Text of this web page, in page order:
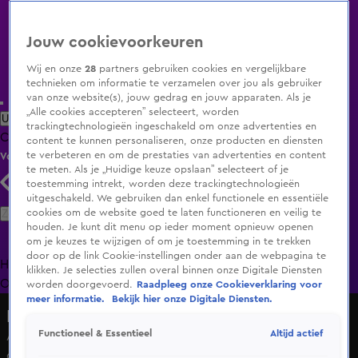
Uitzending Gemist Populaire programma's Zenders Genres
ClipsFilmsRadioSmart TV inlogShop
Volg KIJK
Zoeken
HomeUitzending Gemist Programma's De Bondgenoten
OranjezomerLivestreamsShop
Arie trakteert ons op een nieuwe 'Er komt een man bij de
Jouw cookievoorkeuren
Wij en onze28 partners gebruiken cookies en vergelijkbare
technieken om informatie te verzamelen over jou als gebruiker
van onze website(s), jouw gedrag en jouw apparaten. Als je
„Alle cookies accepteren” selecteert, worden
trackingtechnologieën ingeschakeld om onze advertenties en
content te kunnen personaliseren, onze producten en diensten
te verbeteren en om de prestaties van advertenties en content
te meten. Als je „Huidige keuze opslaan” selecteert of je
toestemming intrekt, worden deze trackingtechnologieën
uitgeschakeld. We gebruiken dan enkel functionele en essentiële
cookies om de website goed te laten functioneren en veilig te
houden. Je kunt dit menu op ieder moment opnieuw openen
om je keuzes te wijzigen of om je toestemming in te trekken
door op de link Cookie-instellingen onder aan de webpagina te
klikken. Je selecties zullen overal binnen onze Digitale Diensten
worden doorgevoerd.
Raadpleeg onze Cookieverklaring voor
meer informatie.
Bekijk hier onze Digitale Diensten.
Functioneel & Essentieel Altijd actief